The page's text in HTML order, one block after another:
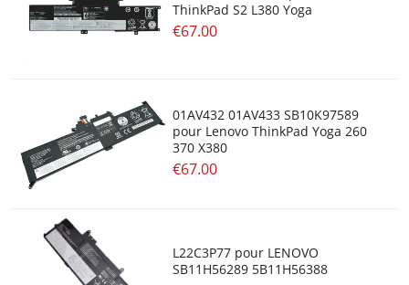
ThinkPad S2 L380 Yoga
€67.00
01AV432 01AV433 SB10K97589
pour Lenovo ThinkPad Yoga 260
370 X380
€67.00
L22C3P77 pour LENOVO
SB11H56289 5B11H56388